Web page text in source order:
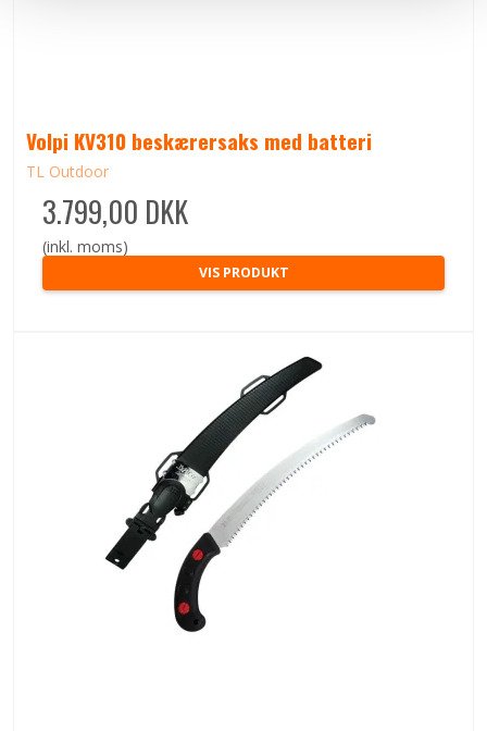
Volpi KV310 beskærersaks med batteri
TL Outdoor
3.799,00 DKK
(inkl. moms)
VIS PRODUKT